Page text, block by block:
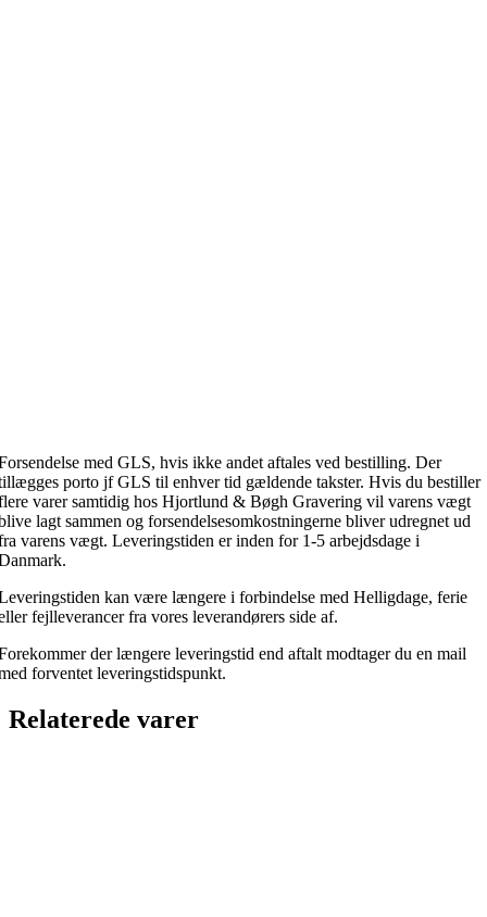
med GLS, hvis ikke andet aftales ved bestilling. Der
porto jf GLS til enhver tid gældende takster. Hvis du bestiller
varer samtidig hos Hjortlund & Bøgh Gravering vil varens vægt
lagt sammen og forsendelsesomkostningerne bliver udregnet ud
varens vægt. Leveringstiden er inden for 1-5 arbejdsdage i
kan være længere i forbindelse med Helligdage, ferie
fejlleverancer fra vores leverandørers side af.
der længere leveringstid end aftalt modtager du en mail
forventet leveringstidspunkt.
Relaterede varer